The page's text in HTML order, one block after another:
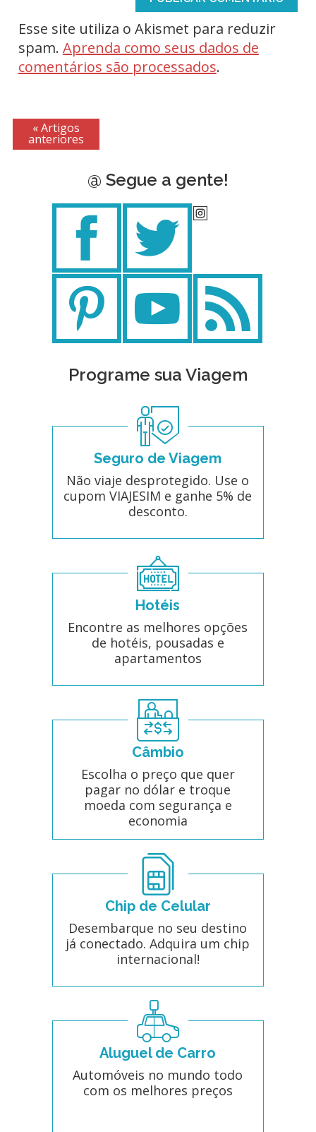
Esse site utiliza o Akismet para reduzir
spam. Aprenda como seus dados de
comentários são processados.
« Artigos
anteriores
@ Segue a gente!
Programe sua Viagem
Seguro de Viagem
Não viaje desprotegido. Use o
cupom VIAJESIM e ganhe 5% de
desconto.
Hotéis
Encontre as melhores opções
de hotéis, pousadas e
apartamentos
Câmbio
Escolha o preço que quer
pagar no dólar e troque
moeda com segurança e
economia
Chip de Celular
Desembarque no seu destino
já conectado. Adquira um chip
internacional!
Aluguel de Carro
Automóveis no mundo todo
com os melhores preços